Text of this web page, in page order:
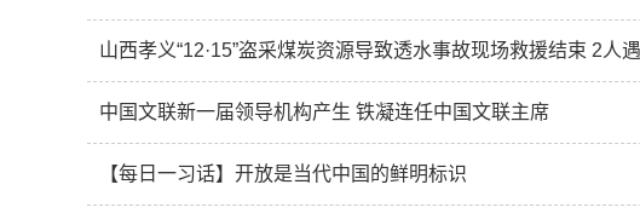
山西孝义“12·15”盗采煤炭资源导致透水事故现场救援结束 2人
中国文联新一届领导机构产生 铁凝连任中国文联主席
【每日一习话】开放是当代中国的鲜明标识